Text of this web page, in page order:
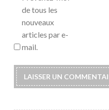
de tous les
nouveaux
articles par e-
mail.